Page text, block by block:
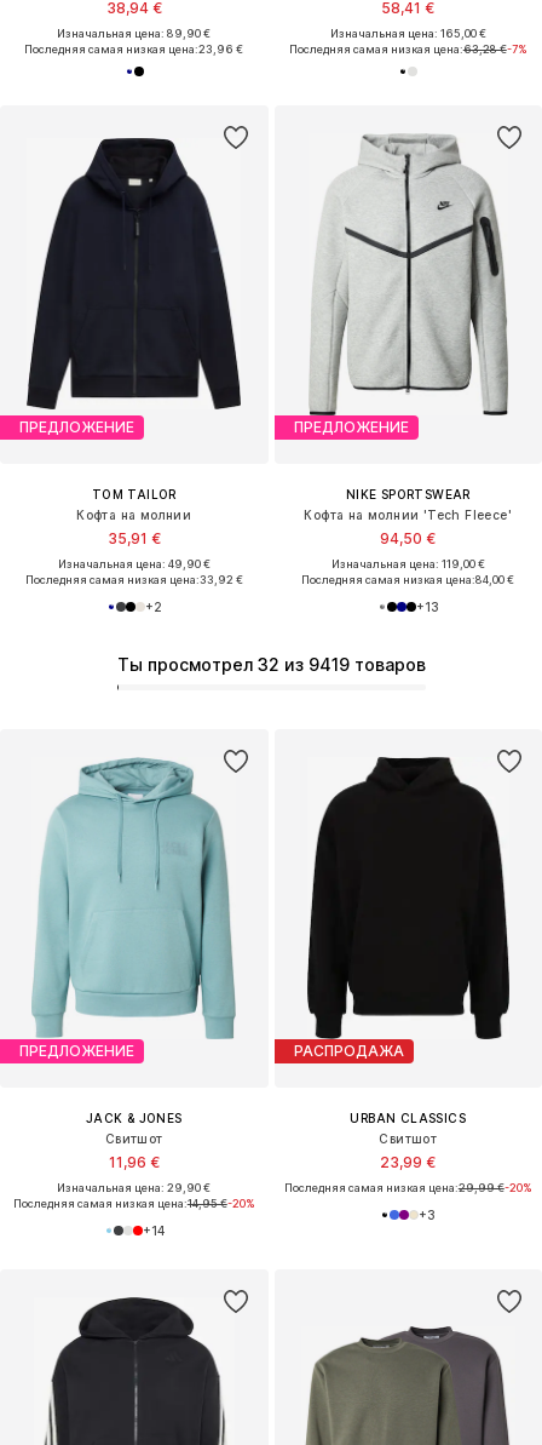
38,94 €
Изначальная цена: 89,90 €
Последняя самая низкая цена:23,96 €
58,41 €
Изначальная цена: 165,00 €
Последняя самая низкая цена:63,28 €-7%
ПРЕДЛОЖЕНИЕ
TOM TAILOR
Кофта на молнии
35,91 €
Изначальная цена: 49,90 €
Последняя самая низкая цена:33,92 €
+2
ПРЕДЛОЖЕНИЕ
NIKE SPORTSWEAR
Кофта на молнии 'Tech Fleece'
94,50 €
Изначальная цена: 119,00 €
Последняя самая низкая цена:84,00 €
+13
ПРЕДЛОЖЕНИЕ
JACK & JONES
Свитшот
11,96 €
Изначальная цена: 29,90 €
Последняя самая низкая цена:14,95 €-20%
+14
РАСПРОДАЖА
URBAN CLASSICS
Свитшот
23,99 €
Последняя самая низкая цена:29,99 €-20%
+3
Ты просмотрел 32 из 9419 товаров